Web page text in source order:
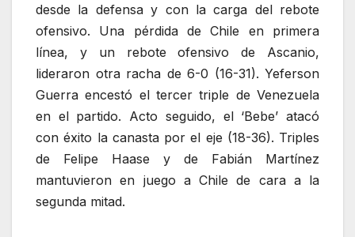
desde la defensa y con la carga del rebote
ofensivo. Una pérdida de Chile en primera
línea, y un rebote ofensivo de Ascanio,
lideraron otra racha de 6-0 (16-31). Yeferson
Guerra encestó el tercer triple de Venezuela
en el partido. Acto seguido, el ‘Bebe’ atacó
con éxito la canasta por el eje (18-36). Triples
de Felipe Haase y de Fabián Martínez
mantuvieron en juego a Chile de cara a la
segunda mitad.